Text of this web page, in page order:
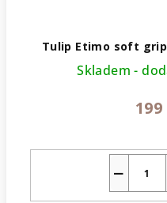
Tulip Etimo soft
Skladem -
199
−